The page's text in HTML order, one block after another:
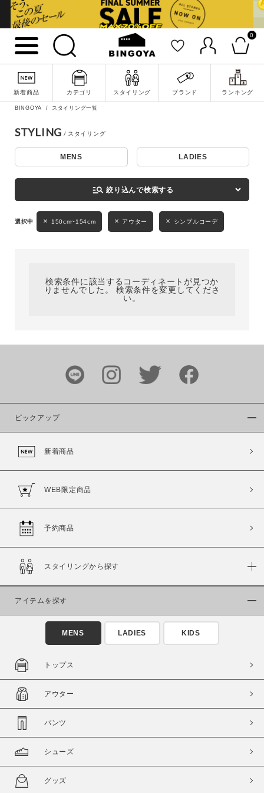
0
新着商品 カテゴリ スタイリング ブランド ランキング
詳細検索
LADIES
カラー
価格
～
商品タイプ
通常商品 予約商品
在庫
在庫あり 在庫なし含む
BINGOYA スタイリング一覧
STYLING
MENS LADIES
manage_search 絞り込んで検索する
150cm~154cm アウター シンプルコーデ
検索条件に該当するコーディネートが見つか
りませんでした。 検索条件を変更してくださ
い。
ピックアップ
新着商品
WEB限定商品
予約商品
スタイリングから探す
アイテムを探す
MENS LADIES KIDS
トップス
アウター
パンツ
シューズ
グッズ